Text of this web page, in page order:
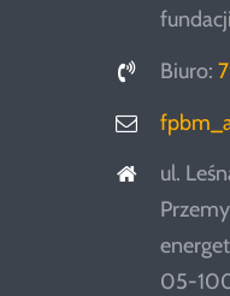
Biuro:
ul.
05-